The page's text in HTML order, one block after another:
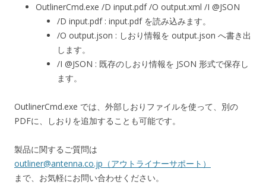
OutlinerCmd.exe /D input.pdf /O output.xml /I @JSON
/D input.pdf : input.pdf を読み込みます。
/O output.json : しおり情報を output.json へ書き出
します。
/I @JSON : 既存のしおり情報を JSON 形式で保存し
ます。
OutlinerCmd.exe では、外部しおりファイルを使って、別の
PDFに、しおりを追加することも可能です。
製品に関するご質問は
outliner@antenna.co.jp（アウトライナーサポート）
まで、お気軽にお問い合わせください。